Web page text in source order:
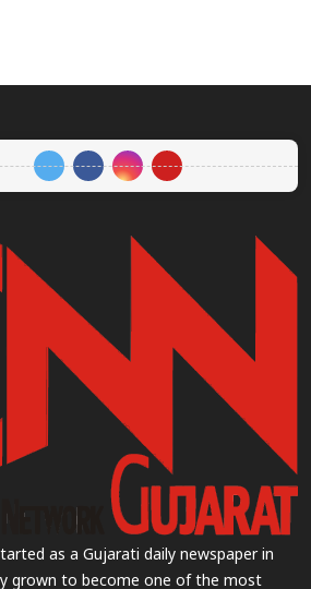
as a Gujarati daily newspaper in
grown to become one of the most